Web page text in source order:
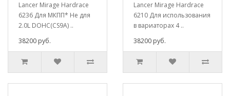
Lancer Mirage Hardrace
6236 Для МКПП* Не для
2.0L DOHC(CS9A) ..
38200 руб.
Lancer Mirage Hardrace
6210 Для использования
в вариаторах 4 ..
38200 руб.